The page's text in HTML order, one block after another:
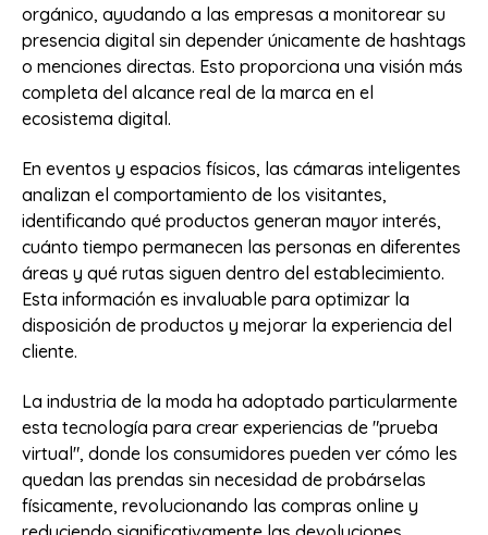
orgánico, ayudando a las empresas a monitorear su
presencia digital sin depender únicamente de hashtags
o menciones directas. Esto proporciona una visión más
completa del alcance real de la marca en el
ecosistema digital.
En eventos y espacios físicos, las cámaras inteligentes
analizan el comportamiento de los visitantes,
identificando qué productos generan mayor interés,
cuánto tiempo permanecen las personas en diferentes
áreas y qué rutas siguen dentro del establecimiento.
Esta información es invaluable para optimizar la
disposición de productos y mejorar la experiencia del
cliente.
La industria de la moda ha adoptado particularmente
esta tecnología para crear experiencias de "prueba
virtual", donde los consumidores pueden ver cómo les
quedan las prendas sin necesidad de probárselas
físicamente, revolucionando las compras online y